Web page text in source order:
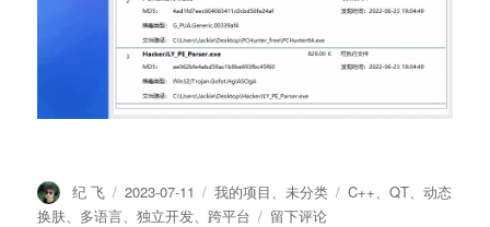
作
者
纪 飞
发
布
2023-07-11
分
类
我的项目、未分类
标
C++、QT、动态
换肤、 多语言、独立开发、跨平台
于
留下评论